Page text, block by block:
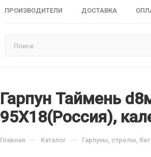
ПРОИЗВОДИТЕЛИ ДОСТАВКА
Гарпун Таймень
95Х18(Россия),
Главная — Каталог — Гарпуны, стрелы,